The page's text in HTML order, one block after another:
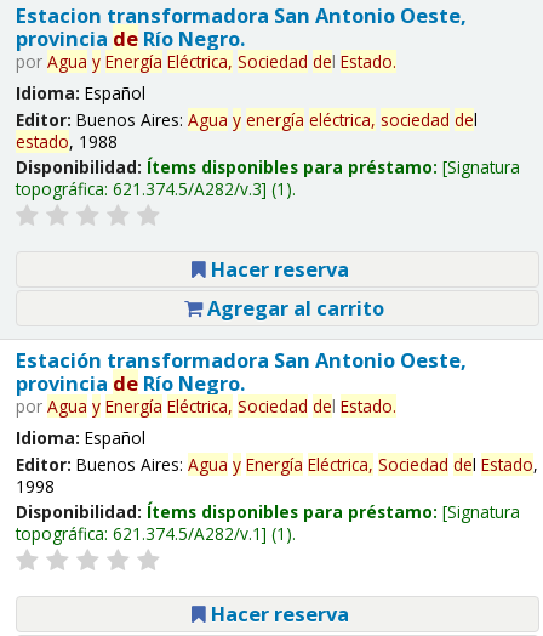
Estacion transformadora San Antonio Oeste,
provincia deRío Negro.
por Agua y Energía Eléctrica, Sociedad del Estado.
Idioma: Español
Editor: Buenos Aires: Agua y energía eléctrica, sociedad del
estado, 1988
Disponibilidad: Ítems disponibles para préstamo: Signatura
topográfica: 621.374.5/A282/v.3 (1).
Hacer reserva
Agregar al carrito
Estación transformadora San Antonio Oeste,
provincia deRío Negro.
por Agua y Energía Eléctrica, Sociedad del Estado.
Idioma: Español
Editor: Buenos Aires: Agua y Energía Eléctrica, Sociedad del Estado,
1998
Disponibilidad: Ítems disponibles para préstamo: Signatura
topográfica: 621.374.5/A282/v.1 (1).
Hacer reserva